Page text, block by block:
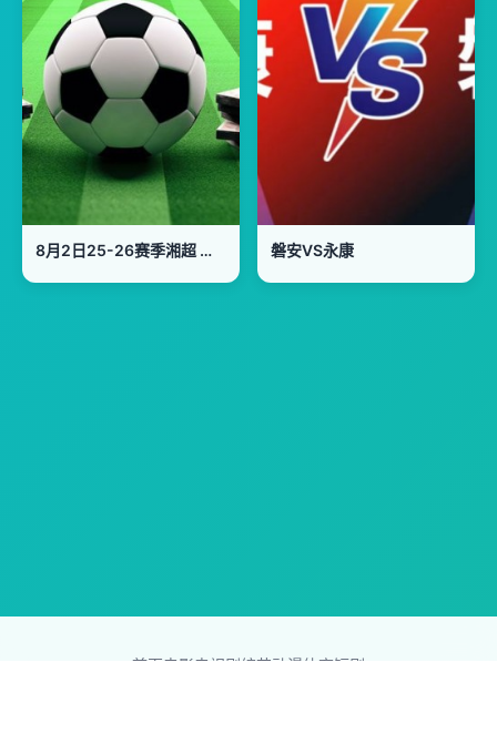
8月2日25-26赛季湘超 衡阳队VS常德队 磐安VS永康
首页电影电视剧综艺动漫体育短剧